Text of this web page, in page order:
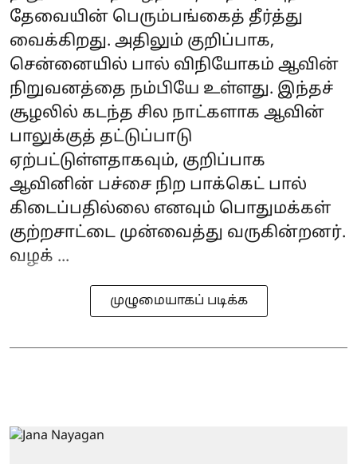
தேவையின் பெரும்பங்கைத் தீர்த்து
வைக்கிறது. அதிலும் குறிப்பாக,
சென்னையில் பால் விநியோகம் ஆவின்
நிறுவனத்தை நம்பியே உள்ளது. இந்தச்
சூழலில் கடந்த சில நாட்களாக ஆவின்
பாலுக்குத் தட்டுப்பாடு
ஏற்பட்டுள்ளதாகவும், குறிப்பாக
ஆவினின் பச்சை நிற‌ பாக்கெட் பால்
கிடைப்பதில்லை எனவும் பொதுமக்கள்
குற்றசாட்டை முன்வைத்து வருகின்றனர்.
வழக் ...
முழுமையாகப் படிக்க